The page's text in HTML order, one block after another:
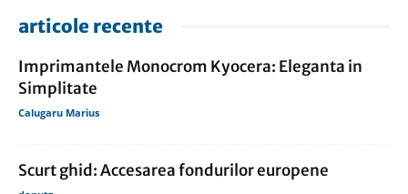
articole recente
Imprimantele Monocrom Kyocera: Eleganta in
Simplitate
Calugaru Marius
Scurt ghid: Accesarea fondurilor europene